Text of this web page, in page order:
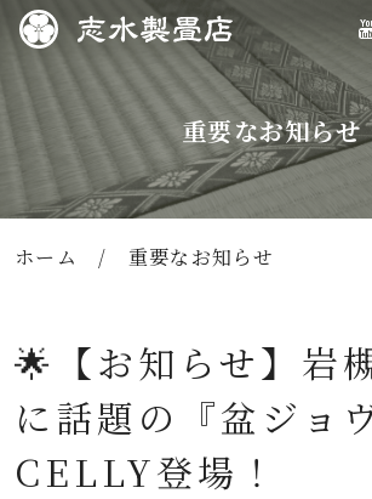
重要なお知らせ
ホーム / 重要なお知らせ
🌟【お知らせ】岩
に話題の『盆ジョ
CELLY登場！